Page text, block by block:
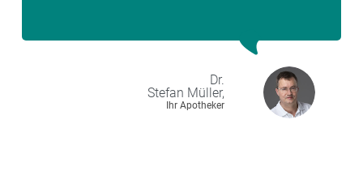
Dr.
Stefan Müller,
Ihr Apotheker